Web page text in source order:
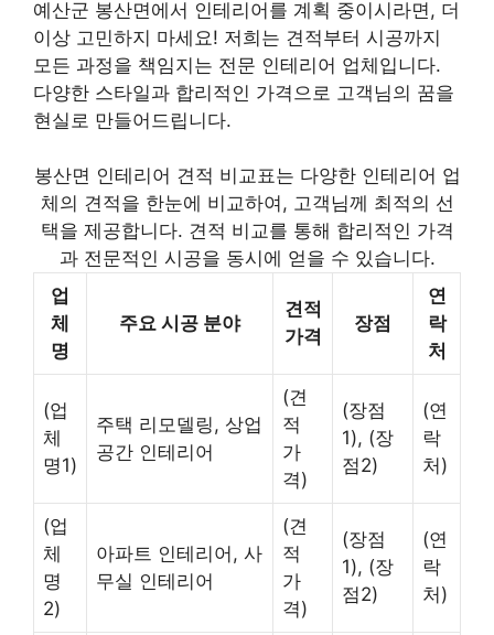
예산군 봉산면에서 인테리어를 계획 중이시라면, 더
이상 고민하지 마세요! 저희는 견적부터 시공까지
모든 과정을 책임지는 전문 인테리어 업체입니다.
다양한 스타일과 합리적인 가격으로 고객님의 꿈을
현실로 만들어드립니다.
봉산면 인테리어 견적 비교표는 다양한 인테리어 업
체의 견적을 한눈에 비교하여, 고객님께 최적의 선
택을 제공합니다. 견적 비교를 통해 합리적인 가격
과 전문적인 시공을 동시에 얻을 수 있습니다.
업
체
명
주요 시공 분야
견적
가격
장점
연
락
처
(업
체
명1)
주택 리모델링, 상업
공간 인테리어
(견
적
가
격)
(장점
1), (장
점2)
(연
락
처)
(업
체
명
2)
아파트 인테리어, 사
무실 인테리어
(견
적
가
격)
(장점
1), (장
점2)
(연
락
처)